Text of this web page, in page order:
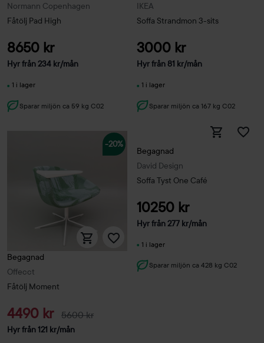
Normann Copenhagen
Fåtölj Pad High
8650 kr
Hyr från234 kr/mån
1 i lager
Sparar miljön ca 59 kg C02
IKEA
Soffa Strandmon 3-sits
3000 kr
Hyr från 81 kr/mån
1 i lager
Sparar miljön ca 167 kg C02
-20%
Offecct
Begagnad
Fåtölj Moment
4490 kr 5600 kr
Hyr från121 kr/mån
David Design
Begagnad
Soffa Tyst One Café
10250 kr
Hyr från277 kr/mån
1 i lager
Sparar miljön ca 428 kg C02